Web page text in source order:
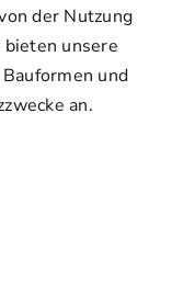
der Nutzung
unsere
und
an.